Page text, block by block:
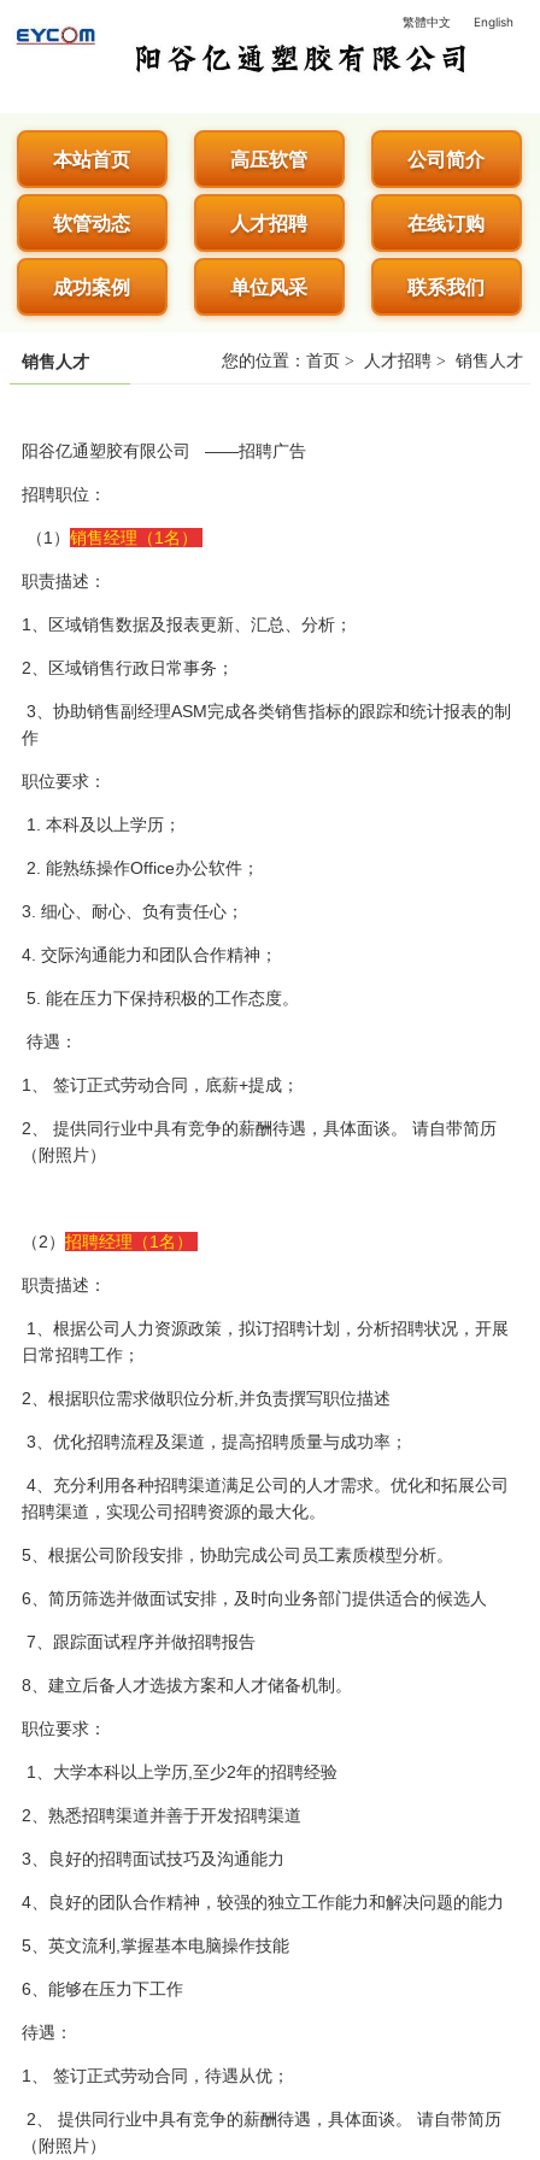
阳谷亿通塑胶有限公司 - 专业生产
繁體中文 English
本站首页 高压软管 公司简介
软管动态 人才招聘 在线订购
成功案例 单位风采 联系我们
销售人才 您的位置： 首页 > 人才招聘 > 销售人才
阳谷亿通塑胶有限公司 ——招聘广告
招聘职位：
（1） 销售经理（1名）
职责描述：
1、区域销售数据及报表更新、汇总、分析；
2、区域销售行政日常事务；
3、协助销售副经理ASM完成各类销售指标的跟踪和统计报表的制
作
职位要求：
1. 本科及以上学历；
2. 能熟练操作Office办公软件；
3. 细心、耐心、负有责任心；
4. 交际沟通能力和团队合作精神；
5. 能在压力下保持积极的工作态度。
待遇：
1、 签订正式劳动合同，底薪+提成；
2、 提供同行业中具有竞争的薪酬待遇，具体面谈。 请自带简历
（附照片）
（2） 招聘经理（1名）
职责描述：
1、根据公司人力资源政策，拟订招聘计划，分析招聘状况，开展
日常招聘工作；
2、根据职位需求做职位分析,并负责撰写职位描述
3、优化招聘流程及渠道，提高招聘质量与成功率；
4、充分利用各种招聘渠道满足公司的人才需求。优化和拓展公司
招聘渠道，实现公司招聘资源的最大化。
5、根据公司阶段安排，协助完成公司员工素质模型分析。
6、简历筛选并做面试安排，及时向业务部门提供适合的候选人
7、跟踪面试程序并做招聘报告
8、建立后备人才选拔方案和人才储备机制。
职位要求：
1、大学本科以上学历,至少2年的招聘经验
2、熟悉招聘渠道并善于开发招聘渠道
3、良好的招聘面试技巧及沟通能力
4、良好的团队合作精神，较强的独立工作能力和解决问题的能力
5、英文流利,掌握基本电脑操作技能
6、能够在压力下工作
待遇：
1、 签订正式劳动合同，待遇从优；
2、 提供同行业中具有竞争的薪酬待遇，具体面谈。 请自带简历
（附照片）